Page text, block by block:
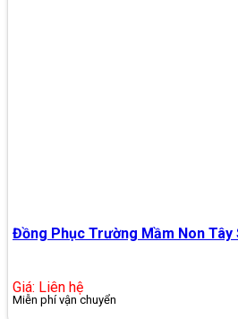
Đồng Phục Trường Mầm Non Tây
Giá: Liên hệ
Miễn phí vận chuyển